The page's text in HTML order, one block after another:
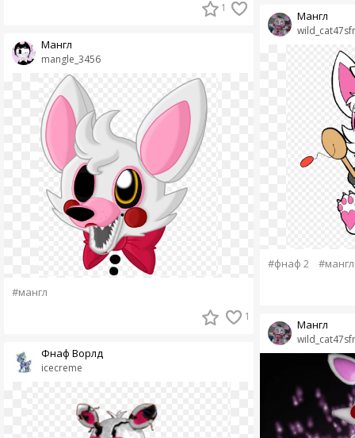
1
mangle_3456
Мангл
#мангл
1
icecreme
Фнаф Ворлд
Мангл
#фнаф 2 #мангл
Мангл